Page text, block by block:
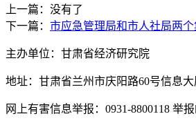
上一篇：没有了
下一篇： 市应急管理局和市人社局两
主办单位：甘肃省经济研究院
地址：甘肃省兰州市庆阳路60号信息大
网上有害信息举报：0931-8800118 举